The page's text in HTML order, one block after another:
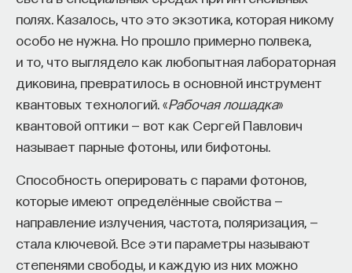
полях. Казалось, что это экзотика, которая никому
особо не нужна. Но прошло примерно полвека,
и то, что выглядело как любопытная лабораторная
диковина, превратилось в основной инструмент
квантовых технологий. «Рабочая лошадка»
квантовой оптики — вот как Сергей Павлович
называет парные фотоны, или бифотоны.
Способность оперировать с парами фотонов,
которые имеют определённые свойства —
направление излучения, частота, поляризация, —
стала ключевой. Все эти параметры называют
степенями свободы, и каждую из них можно